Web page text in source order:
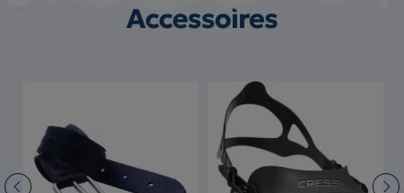
Accessoires